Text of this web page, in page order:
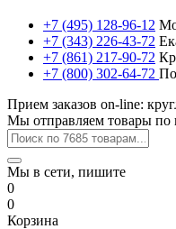
+7 (495) 128-96-12
+7 (343) 226-43-72
+7 (861) 217-90-72
+7 (800) 302-64-72
Прием заказов on-line:
Мы отправляем товары
Мы в сети, пишите
0
0
Корзина